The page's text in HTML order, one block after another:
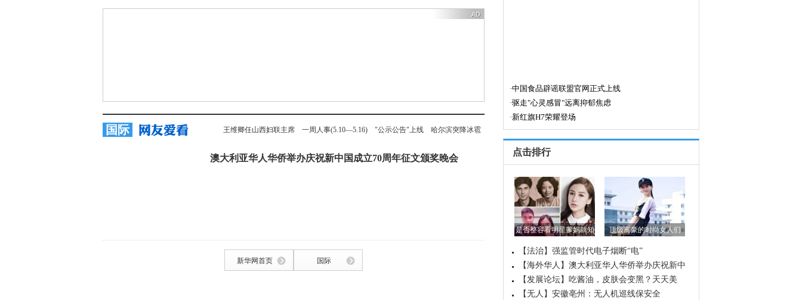
国际 王维卿任山西妇联主席 一周人事(5.10—5.16) "公示公告"上线 哈尔滨突降冰雹
澳大利亚华人华侨举办庆祝新中国成立70周年征文颁奖晚会
新华网首页 国际
点击排行
是否整容看明星爹妈就知 顶级富豪的时尚女人们
【法治】强监管时代电子烟断“电”
【海外华人】澳大利亚华人华侨举办庆祝新中
国成立70周年征文颁奖晚会
【发展论坛】吃酱油，皮肤会变黑？天天美
白，却不知道这些食物正在偷偷让你变黑
【无人】安徽亳州：无人机巡线保安全